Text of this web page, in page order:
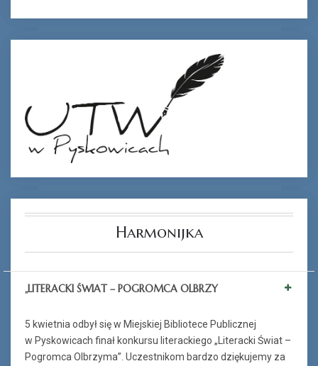
Harmonijka
„LITERACKI ŚWIAT – POGROMCA OLBRZY
5 kwietnia odbył się w Miejskiej Bibliotece Publicznej
w Pyskowicach finał konkursu literackiego „Literacki Świat –
Pogromca Olbrzyma”. Uczestnikom bardzo dziękujemy za